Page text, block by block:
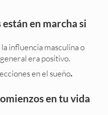
en marcha si
influencia masculina o
era positivo.
en el sueño.
en tu vida